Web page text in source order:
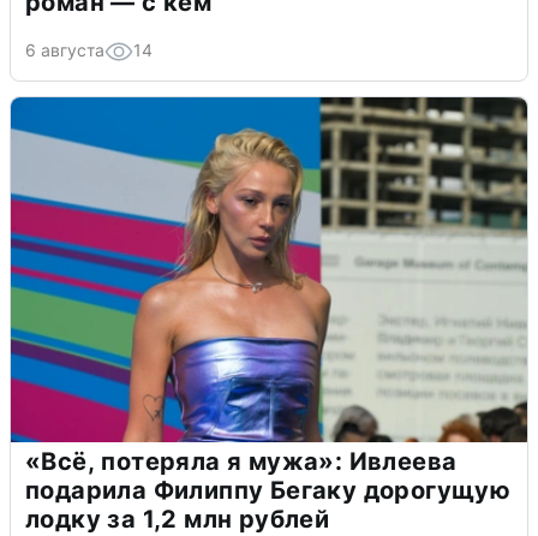
6 августа 14
«Всё, потеряла я мужа»: Ивлеева
подарила Филиппу Бегаку дорогущую
лодку за 1,2 млн рублей